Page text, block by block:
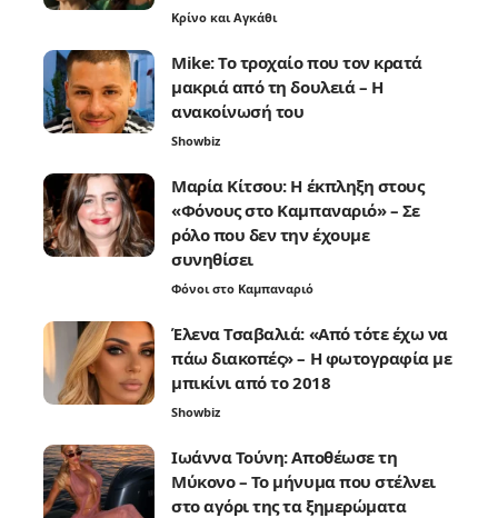
Κρίνο και Αγκάθι
Mike: Το τροχαίο που τον κρατά
μακριά από τη δουλειά – Η
ανακοίνωσή του
Showbiz
Μαρία Κίτσου: Η έκπληξη στους
«Φόνους στο Καμπαναριό» – Σε
ρόλο που δεν την έχουμε
συνηθίσει
Φόνοι στο Καμπαναριό
Έλενα Τσαβαλιά: «Από τότε έχω να
πάω διακοπές» – Η φωτογραφία με
μπικίνι από το 2018
Showbiz
Ιωάννα Τούνη: Αποθέωσε τη
Μύκονο – Το μήνυμα που στέλνει
στο αγόρι της τα ξημερώματα